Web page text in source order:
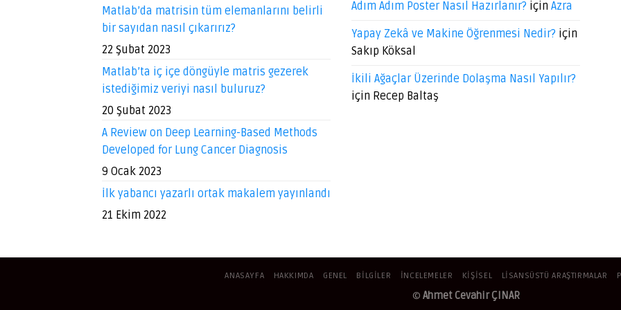
Matlab’da matrisin tüm elemanlarını belirli
bir sayıdan nasıl çıkarırız?
22 Şubat 2023
Matlab’ta iç içe döngüyle matris gezerek
istediğimiz veriyi nasıl buluruz?
20 Şubat 2023
A Review on Deep Learning-Based Methods
Developed for Lung Cancer Diagnosis
9 Ocak 2023
İlk yabancı yazarlı ortak makalem yayınlandı
21 Ekim 2022
Adım Adım Poster Nasıl Hazırlanır? için Azra
Yapay Zekâ ve Makine Öğrenmesi Nedir? için
Sakıp Köksal
İkili Ağaçlar Üzerinde Dolaşma Nasıl Yapılır?
için Recep Baltaş
ANASAYFA HAKKIMDA GENEL BILGILER İNCELEMELER KIŞISEL LISANSÜSTÜ ARAŞTIRMALAR
© Ahmet Cevahir ÇINAR